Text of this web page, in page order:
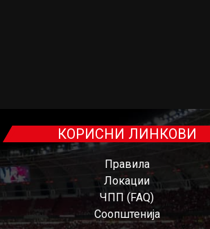
КОРИСНИ ЛИНКОВИ
Правила
Локации
ЧПП (FAQ)
Соопштенија